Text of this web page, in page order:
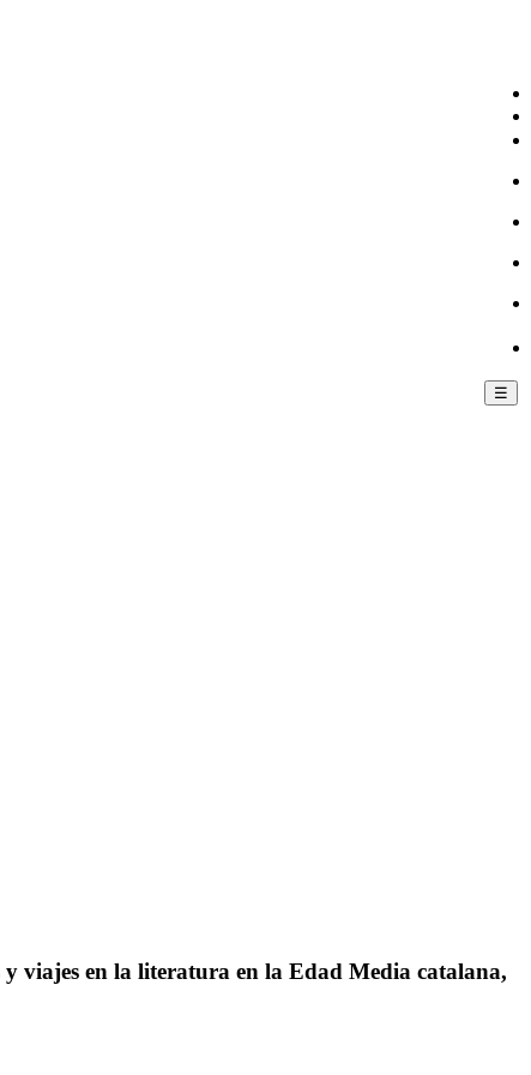
☰
viajes en la literatura en la Edad Media catalana,